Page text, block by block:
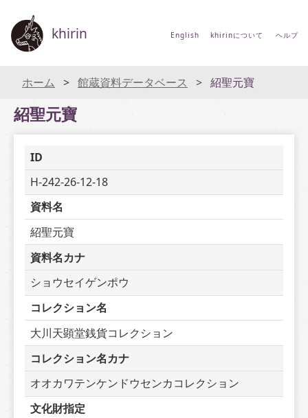
khirin English khirinについて ヘルプ
ホーム 館蔵資料データベース 紹聖元寶
紹聖元寶
ID
H-242-26-12-18
資料名
紹聖元寶
資料名カナ
ショウセイゲンポウ
コレクション名
大川天顕堂銭貨コレクション
コレクション名カナ
オオカワテンケンドウセンカコレクション
文化財指定